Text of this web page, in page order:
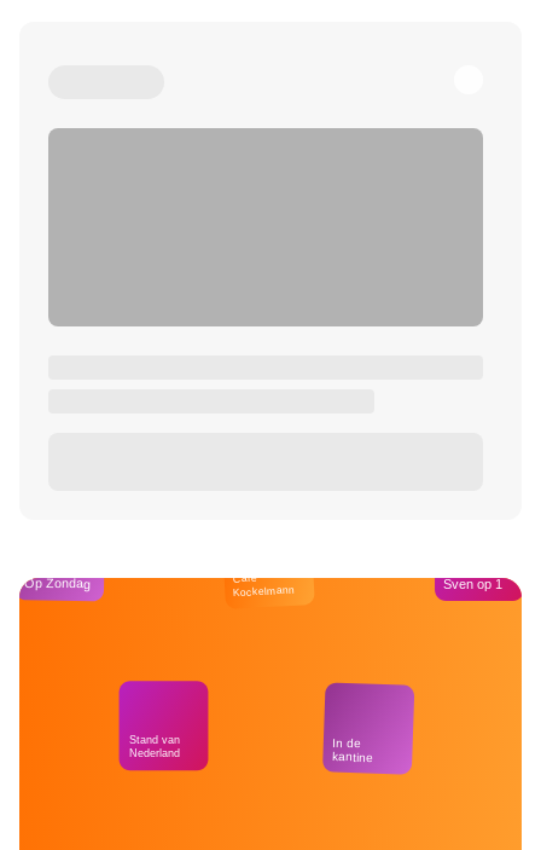
Op Zondag
Stand van
Nederland
Café
Kockelmann
In de
kantine
Sven op 1